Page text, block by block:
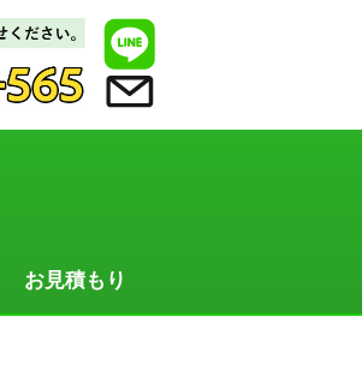
お見積もり